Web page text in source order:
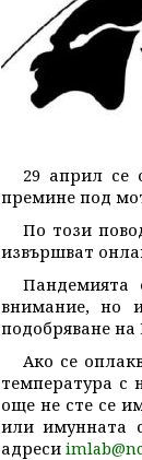
29 април се
премине под
По този
извършват
Пандемията
внимание, но
подобряване на
Ако се
температура с
още не сте се
или имунната
адреси